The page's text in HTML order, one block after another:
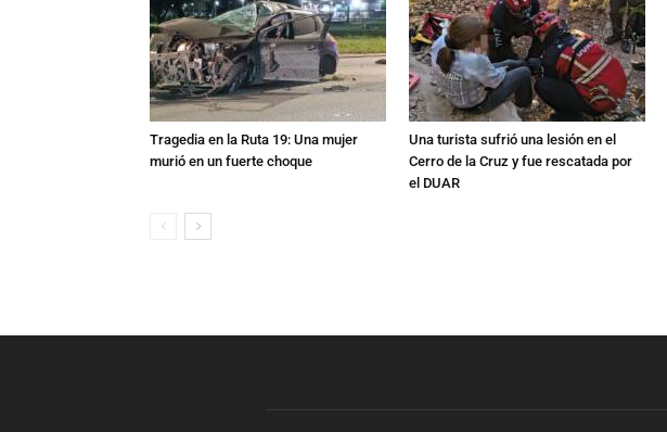
Tragedia en la Ruta 19: Una mujer
murió en un fuerte choque
Una turista sufrió una lesión en el
Cerro de la Cruz y fue rescatada por
el DUAR